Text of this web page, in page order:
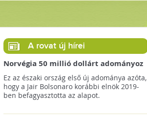
A rovat új hírei
Norvégia 50 millió dollárt adományoz
a brazil Amazonas-alapnak a csökkenő
erdőirtás miatt
Ez az északi ország első új adománya azóta,
hogy a Jair Bolsonaro korábbi elnök 2019-
ben befagyasztotta az alapot.